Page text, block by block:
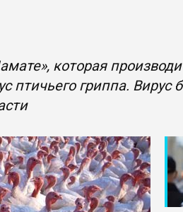
которая
птичьего гриппа.